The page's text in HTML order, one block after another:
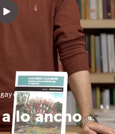
en Argentina
lo ancho